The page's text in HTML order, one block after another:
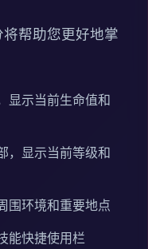
帮助您更好地掌
显示当前生命值和
，显示当前等级和
围环境和重要地点
能快捷使用栏